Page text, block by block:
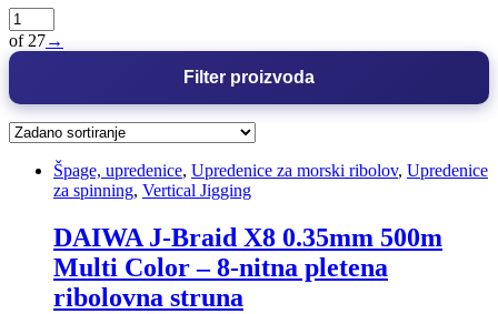
Filter proizvoda
of 27→
Špage, upredenice, Upredenice za morski ribolov, Upredenice
za spinning, Vertical Jigging
DAIWA J-Braid X8 0.35mm 500m
Multi Color – 8-nitna pletena
ribolovna struna